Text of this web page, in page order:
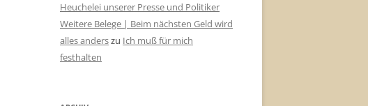
Heuchelei unserer Presse und Politiker
Weitere Belege | Beim nächsten Geld wird
alles anderszu Ich muß für mich
festhalten